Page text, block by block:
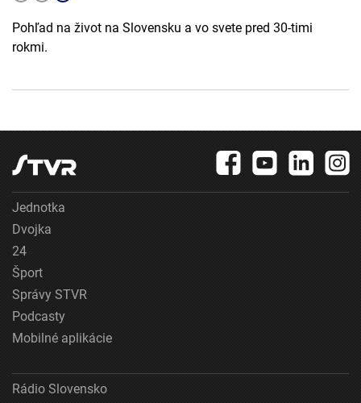
Pohľad na život na Slovensku a vo svete pred 30-timi
rokmi.
Jednotka
Dvojka
24
Šport
Správy STVR
Podcasty
Mobilné aplikácie
Rádio Slovensko